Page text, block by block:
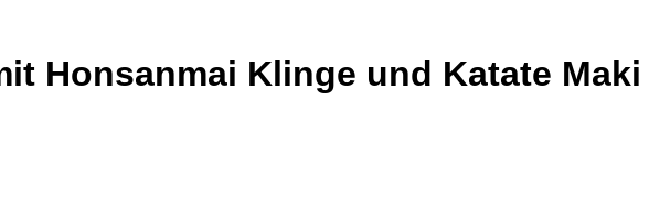
Honsanmai Klinge und Katate Maki